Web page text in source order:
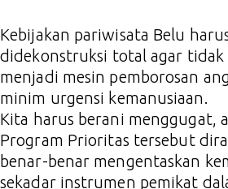
Kebijakan pariwisata Belu
didekonstruksi total agar tidak
menjadi mesin pemborosan
minim urgensi kemanusiaan.
Kita harus berani menggugat,
Program Prioritas tersebut
benar-benar mengentaskan
sekadar instrumen pemikat